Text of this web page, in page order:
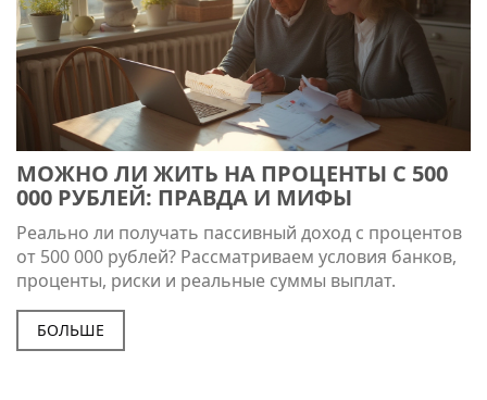
МОЖНО ЛИ ЖИТЬ НА ПРОЦЕНТЫ С 500
000 РУБЛЕЙ: ПРАВДА И МИФЫ
Реально ли получать пассивный доход с процентов
от 500 000 рублей? Рассматриваем условия банков,
проценты, риски и реальные суммы выплат.
БОЛЬШЕ